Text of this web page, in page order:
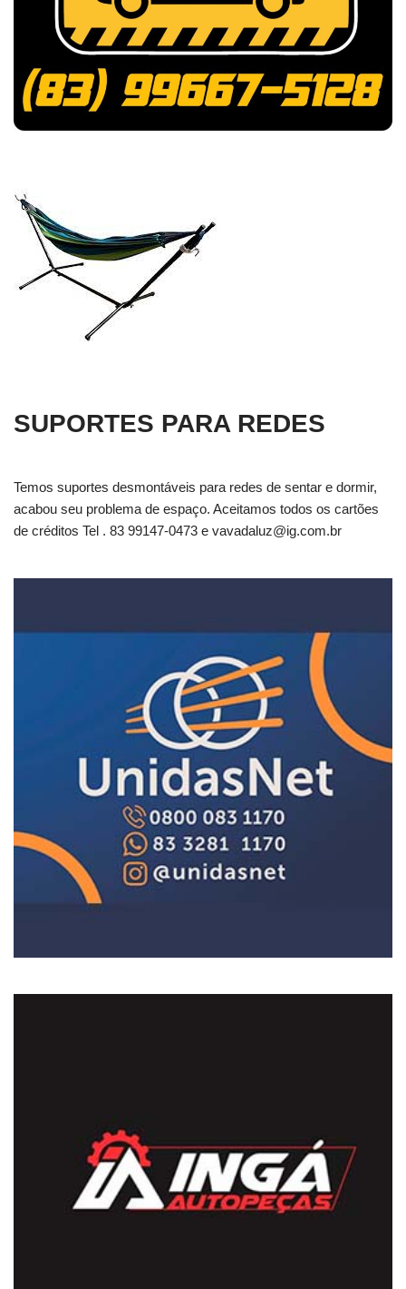
SUPORTES PARA REDES
Temos suportes desmontáveis para redes de sentar e dormir,
acabou seu problema de espaço. Aceitamos todos os cartões
de créditos Tel . 83 99147-0473 e vavadaluz@ig.com.br